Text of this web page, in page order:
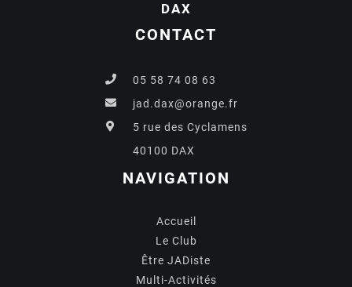
DAX
CONTACT
05 58 74 08 63
jad.dax@orange.fr
5 rue des Cyclamens
40100 DAX
NAVIGATION
Accueil
Le Club
Être JADiste
Multi-Activités